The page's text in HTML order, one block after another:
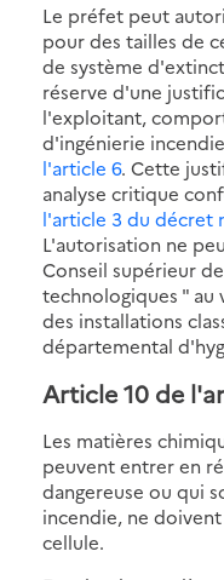
Le préfet peut
pour des tailles de
de système
réserve d'une
l'exploitant,
d'ingénierie
l'article 6. Cette
analyse critique
l'article 3 du décret
L'autorisation ne
Conseil supérieur
technologiques "
des installations
départemental
Article 10 de
Les matières
peuvent entrer en
dangereuse ou qui
incendie, ne
cellule.